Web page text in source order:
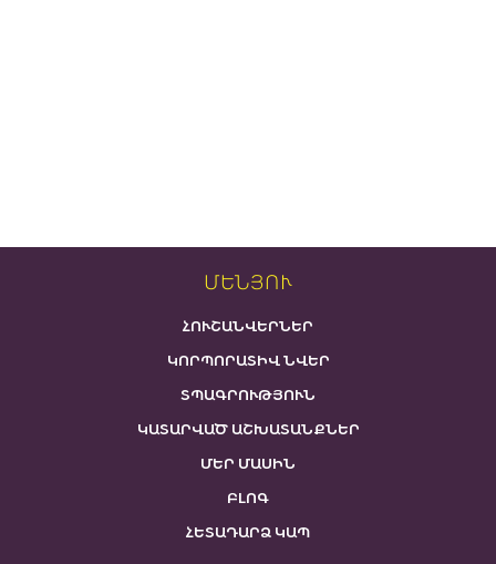
ՄԵՆՅՈՒ
ՀՈՒՇԱՆՎԵՐՆԵՐ
ԿՈՐՊՈՐԱՏԻՎ ՆՎԵՐ
ՏՊԱԳՐՈՒԹՅՈՒՆ
ԿԱՏԱՐՎԱԾ ԱՇԽԱՏԱՆՔՆԵՐ
ՄԵՐ ՄԱՍԻՆ
ԲԼՈԳ
ՀԵՏԱԴԱՐՁ ԿԱՊ